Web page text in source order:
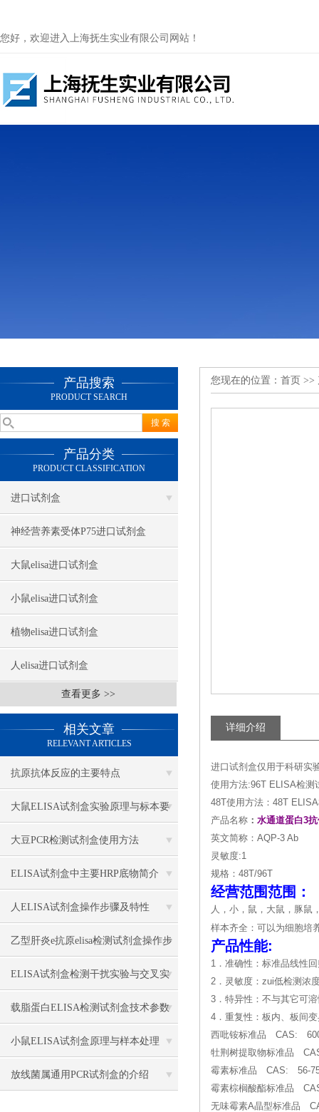
您好，欢迎进入上海抚生实业有限公司网站！
产品搜索
PRODUCT SEARCH
产品分类
PRODUCT CLASSIFICATION
进口试剂盒
神经营养素受体P75进口试剂盒
大鼠elisa进口试剂盒
小鼠elisa进口试剂盒
植物elisa进口试剂盒
人elisa进口试剂盒
查看更多 >>
相关文章
RELEVANT ARTICLES
抗原抗体反应的主要特点
大鼠ELISA试剂盒实验原理与标本要
求
大豆PCR检测试剂盒使用方法
ELISA试剂盒中主要HRP底物简介
人ELISA试剂盒操作步骤及特性
乙型肝炎e抗原elisa检测试剂盒操作步
骤
ELISA试剂盒检测干扰实验与交叉实
验应用
载脂蛋白ELISA检测试剂盒技术参数
小鼠ELISA试剂盒原理与样本处理
放线菌属通用PCR试剂盒的介绍
您现在的位置： 首页 >>
详细介绍
进口试剂盒仅用于科研实
使用方法:96T ELISA检测
48T使用方法：48T
产品名称 ： 水通道蛋白3
英文简称：AQP-3 Ab
灵敏度:1
规格：48T/96T
经营范围范围：
人，小，鼠，大鼠，豚鼠
样本齐全：可以为细胞培
产品性能:
1．准确性：标准品线性
2．灵敏度：zui低检测浓
3．特异性：不与其它可
4．重复性：板内、板间
西吡铵标准品 CAS:
牡荆树提取物标准品
霉素标准品 CAS: 56-
霉素棕榈酸酯标准品
无味霉素A晶型标准品